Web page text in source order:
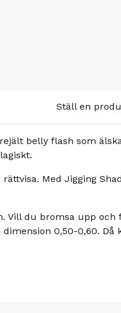
Ställ en
belly flash som
Med Jigging
Vill du bromsa upp och
0,50-0,60. Då